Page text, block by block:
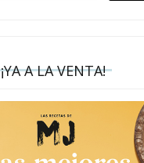
¡YA A LA VENTA!